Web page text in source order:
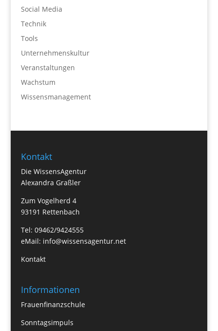
Social Media
Technik
Tools
Unternehmenskultur
Veranstaltungen
Wachstum
Wissensmanagement
Kontakt
Die WissensAgentur
Alexandra Graßler
Zum Vogelherd 4
93191 Rettenbach
Tel: 09462/9424555
eMail: info@wissensagentur.net
Kontakt
Informationen
Frauenfinanzschule
Sonntagsimpuls